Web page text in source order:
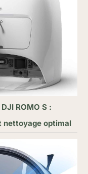
ROMO S :
nettoyage optimal